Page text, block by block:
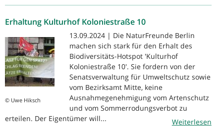
Erhaltung Kulturhof Koloniestraße 10
© Uwe Hiksch
13.09.2024 | Die NaturFreunde Berlin
machen sich stark für den Erhalt des
Biodiversitäts-Hotspot 'Kulturhof
Koloniestraße 10'. Sie fordern von der
Senatsverwaltung für Umweltschutz sowie
vom Bezirksamt Mitte, keine
Ausnahmegenehmigung vom Artenschutz
und vom Sommerrodungsverbot zu
erteilen. Der Eigentümer will...
Weiterlesen